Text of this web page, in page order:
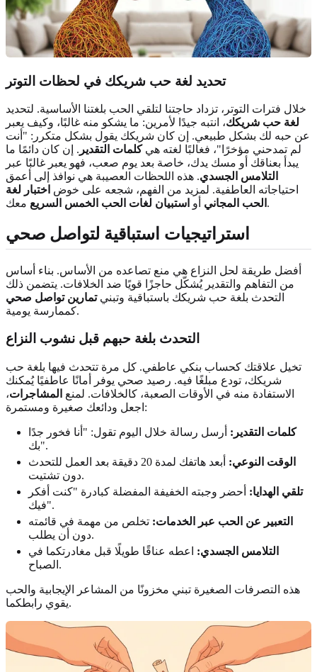
تحديد لغة حب شريكك في لحظات التوتر
خلال فترات التوتر، تزداد حاجتنا لتلقي الحب بلغتنا الأساسية. لتحديد
لغة حب شريكك، انتبه جيدًا لأمرين: ما يشكو منه غالبًا، وكيف يعبر
عن حبه لك بشكل طبيعي. إن كان شريكك يقول بشكل متكرر: "أنت
لم تمدحني مؤخرًا"، فغالبًا لغته هيكلمات التقدير . إن كان دائمًا ما
يبدأ بعناقك أو مسك يدك، خاصة بعد يوم صعب، فهو يعبر غالبًا عبر
التلامس الجسدي. هذه اللحظات العصيبة هي نوافذ إلى أعمق
احتياجاته العاطفية. لمزيد من الفهم، شجعه على خوض اختبار لغة
الحب المجاني أو استبيان لغات الحب الخمس السريع معك.
استراتيجيات استباقية لتواصل صحي
أفضل طريقة لحل النزاع هي منع تصاعده من الأساس. بناء أساس
من التفاهم والتقدير يُشكّل حاجزًا قويًا ضد الخلافات. يتضمن ذلك
التحدث بلغة حب شريكك باستباقية وتبنيتمارين تواصل صحي
كممارسة يومية.
التحدث بلغة حبهم قبل نشوب النزاع
تخيل علاقتك كحساب بنكي عاطفي. كل مرة تتحدث فيها بلغة حب
شريكك، تودع مبلغًا فيه. رصيد صحي يوفر أمانًا عاطفيًا يُمكنك
الاستفادة منه في الأوقات الصعبة، كالخلافات. لمنع المشاجرات،
اجعل ودائعك صغيرة ومستمرة:
كلمات التقدير: أرسل رسالة خلال اليوم تقول: "أنا فخور جدًا
بك".
الوقت النوعي:
أبعد هاتفك لمدة 20 دقيقة بعد العمل للتحدث
دون تشتيت.
تلقي الهدايا: أحضر وجبته الخفيفة المفضلة كبادرة "كنت أفكر
فيك".
التعبير عن الحب عبر الخدمات: تخلص من مهمة في قائمته
دون أن يطلب.
التلامس الجسدي: اعطه عناقًا طويلًا قبل مغادرتكما في
الصباح.
هذه التصرفات الصغيرة تبني مخزونًا من المشاعر الإيجابية والحب
يقوي رابطكما.